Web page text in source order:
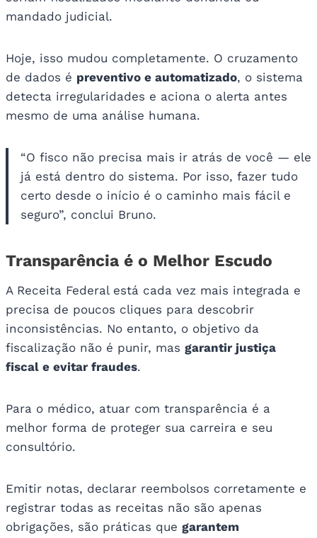
mandado judicial.
Hoje, isso mudou completamente. O cruzamento
de dados é preventivo e automatizado, o sistema
detecta irregularidades e aciona o alerta antes
mesmo de uma análise humana.
“O fisco não precisa mais ir atrás de você — ele
já está dentro do sistema. Por isso, fazer tudo
certo desde o início é o caminho mais fácil e
seguro”, conclui Bruno.
Transparência é o Melhor Escudo
A Receita Federal está cada vez mais integrada e
precisa de poucos cliques para descobrir
inconsistências. No entanto, o objetivo da
fiscalização não é punir, mas garantir justiça
fiscal e evitar fraudes.
Para o médico, atuar com transparência é a
melhor forma de proteger sua carreira e seu
consultório.
Emitir notas, declarar reembolsos corretamente e
registrar todas as receitas não são apenas
obrigações, são práticas que garantem